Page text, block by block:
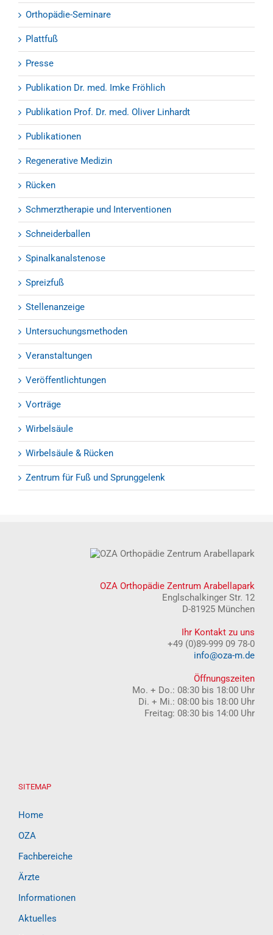
Orthopädie-Seminare
Plattfuß
Presse
Publikation Dr. med. Imke Fröhlich
Publikation Prof. Dr. med. Oliver Linhardt
Publikationen
Regenerative Medizin
Rücken
Schmerztherapie und Interventionen
Schneiderballen
Spinalkanalstenose
Spreizfuß
Stellenanzeige
Untersuchungsmethoden
Veranstaltungen
Veröffentlichtungen
Vorträge
Wirbelsäule
Wirbelsäule & Rücken
Zentrum für Fuß und Sprunggelenk
OZA Orthopädie Zentrum Arabellapark
Englschalkinger Str. 12
D-81925 München
Ihr Kontakt zu uns
+49 (0)89-999 09 78-0
info@oza-m.de
Öffnungszeiten
Mo. + Do.: 08:30 bis 18:00 Uhr
Di. + Mi.: 08:00 bis 18:00 Uhr
Freitag: 08:30 bis 14:00 Uhr
SITEMAP
Home
OZA
Fachbereiche
Ärzte
Informationen
Aktuelles